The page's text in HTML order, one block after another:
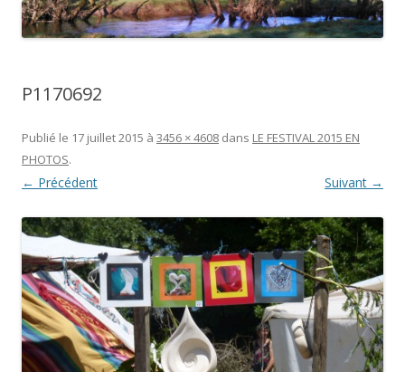
P1170692
Publié le 17 juillet 2015 à 3456 × 4608 dans LE FESTIVAL 2015 EN
PHOTOS.
← Précédent Suivant →